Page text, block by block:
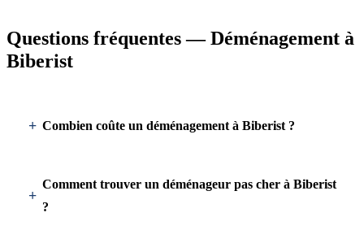
Questions fréquentes — Déménagement à
Biberist
Combien coûte un déménagement à Biberist ?
Comment trouver un déménageur pas cher à Biberist
?